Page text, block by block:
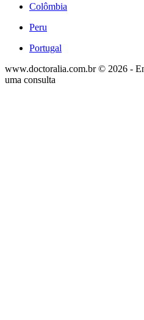
Colômbia
Peru
Portugal
www.doctoralia.com.br © 2026 -
uma consulta